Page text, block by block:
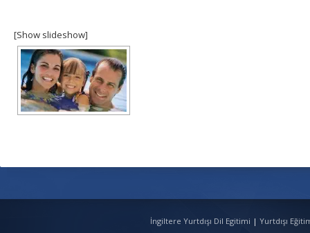
[Show slideshow]
İngiltere Yurtdışı Dil Egitimi | Yurtdışı